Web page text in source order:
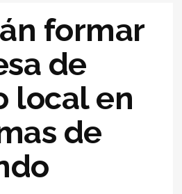
formar
de
local en
de